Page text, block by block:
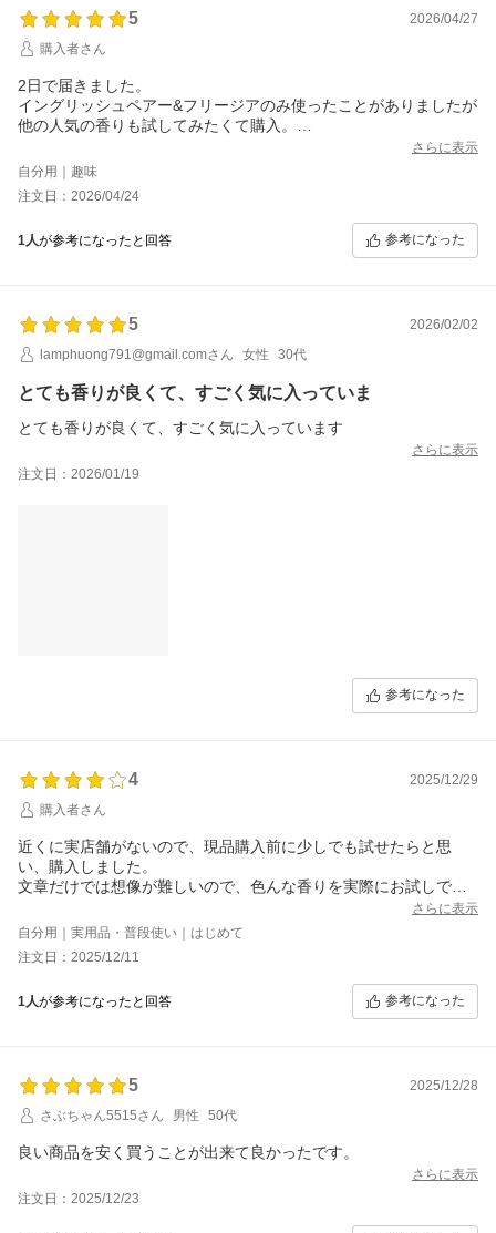
5
2026/04/27
購入者さん
2日で届きました。
イングリッシュペアー&フリージアのみ使ったことがありましたが
他の人気の香りも試してみたくて購入。
どれもいい香りだけど、ピオニー&ブラッシュが特に好きでした。
さらに表示
自分用｜趣味
注文日：2026/04/24
1人が参考になったと回答 参考になった
5
2026/02/02
lamphuong791@gmail.comさん
女性 30代
とても香りが良くて、すごく気に入っていま
とても香りが良くて、すごく気に入っています
さらに表示
注文日：2026/01/19
参考になった
4
2025/12/29
購入者さん
近くに実店舗がないので、現品購入前に少しでも試せたらと思
い、購入しました。
文章だけでは想像が難しいので、色んな香りを実際にお試しでき
フローラル系が特に好みでした。
さらに表示
自分用｜実用品・普段使い｜はじめて
注文日：2025/12/11
1人が参考になったと回答 参考になった
5
2025/12/28
さぶちゃん5515さん
男性 50代
良い商品を安く買うことが出来て良かったです。
さらに表示
注文日：2025/12/23